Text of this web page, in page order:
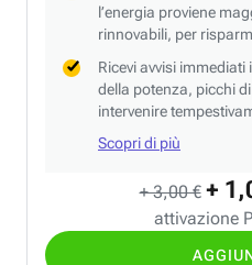
+ 3,00 € +
attivazione
l’energia proviene
rinnovabili, per
Ricevi avvisi
della potenza, picchi
intervenire
Scopri di più